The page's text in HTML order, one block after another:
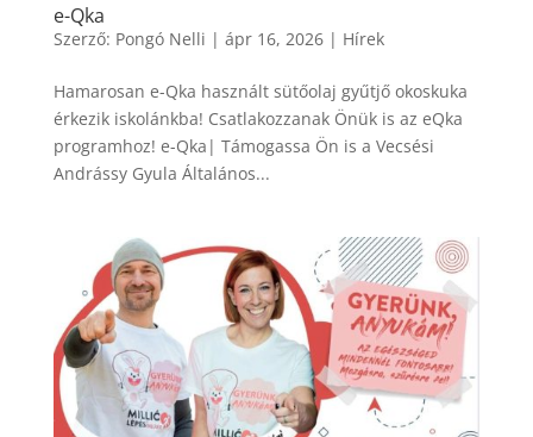
e-Qka
Szerző: Pongó Nelli | ápr 16, 2026| Hírek
Hamarosan e-Qka használt sütőolaj gyűtjő okoskuka
érkezik iskolánkba! Csatlakozzanak Önük is az eQka
programhoz! e-Qka| Támogassa Ön is a Vecsési
Andrássy Gyula Általános...